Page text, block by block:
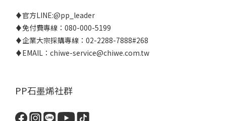
♦官方LINE:@pp_leader
♦免付費專線：080-000-5199
♦企業大宗採購專線：02-2288-7888#268
♦EMAIL：chiwe-service@chiwe.com.tw
PP石墨烯社群